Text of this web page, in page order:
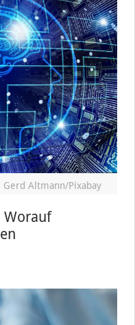
Altmann/Pixabay
Worauf